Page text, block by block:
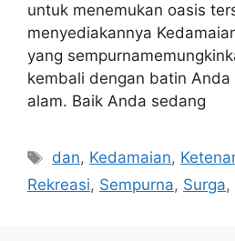
untuk menemukan oasis
menyediakannya
yang
kembali dengan batin
alam. Baik Anda sedang
Tags
dan, Kedamaian,
Rekreasi, Sempurna, Surga,